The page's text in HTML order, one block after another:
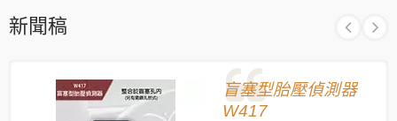
新聞稿
盲塞型胎壓偵測器
W417